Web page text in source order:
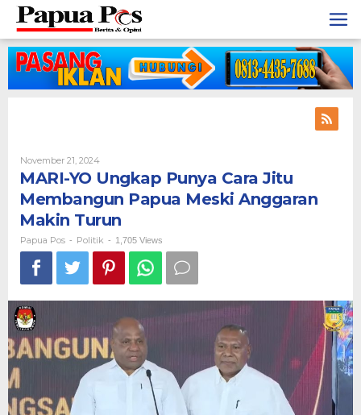
Skip
content
November 21, 2024
Papua
Pos
MARI-YO Ungkap Punya Cara Jitu
Membangun Papua Meski Anggaran
Makin Turun
Papua Pos - Politik - 1,705 Views